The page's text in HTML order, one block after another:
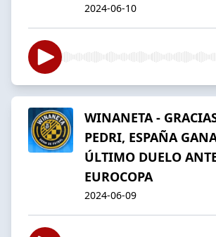
2024-06-10
WINANETA -
PEDRI, ESPAÑA
ÚLTIMO DUELO
EUROCOPA
2024-06-09